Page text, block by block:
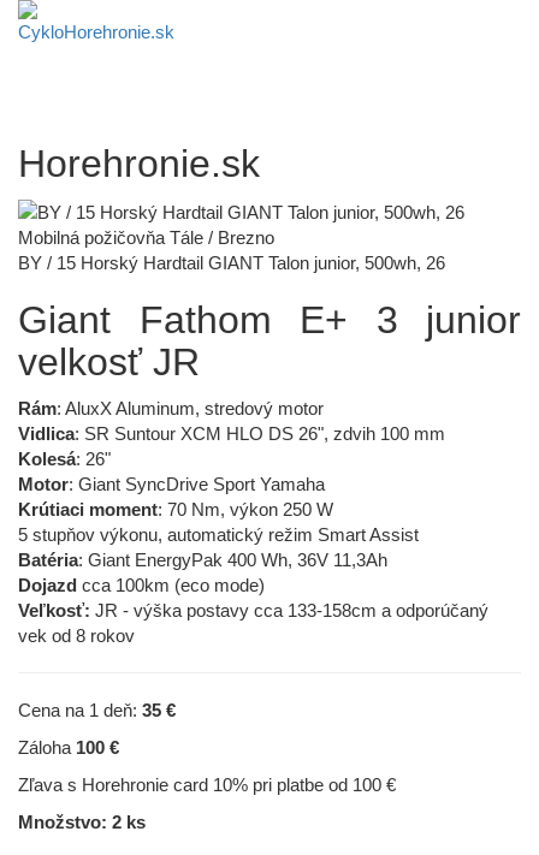
Horehronie.sk
Mobilná požičovňa Tále / Brezno
BY / 15 Horský Hardtail GIANT Talon junior, 500wh, 26
Giant Fathom E+ 3 junior
velkosť JR
Rám: AluxX Aluminum, stredový motor
Vidlica: SR Suntour XCM HLO DS 26", zdvih 100 mm
Kolesá: 26"
Motor: Giant SyncDrive Sport Yamaha
Krútiaci moment: 70 Nm, výkon 250 W
5 stupňov výkonu, automatický režim Smart Assist
Batéria: Giant EnergyPak 400 Wh, 36V 11,3Ah
Dojazd cca 100km (eco mode)
Veľkosť: JR - výška postavy cca 133-158cm a odporúčaný
vek od 8 rokov
Cena na 1 deň: 35 €
Záloha 100 €
Zľava s Horehronie card 10% pri platbe od 100 €
Množstvo: 2 ks